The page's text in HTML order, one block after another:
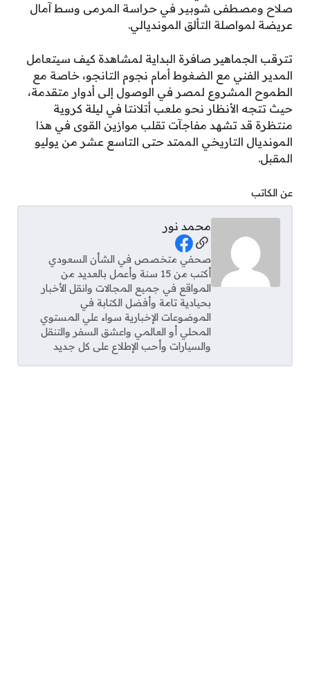
صلاح ومصطفى شوبير في حراسة المرمى وسط آمال
عريضة لمواصلة التألق المونديالي.
تترقب الجماهير صافرة البداية لمشاهدة كيف سيتعامل
المدير الفني مع الضغوط أمام نجوم التانجو، خاصة مع
الطموح المشروع لمصر في الوصول إلى أدوار متقدمة،
حيث تتجه الأنظار نحو ملعب أتلانتا في ليلة كروية
منتظرة قد تشهد مفاجآت تقلب موازين القوى في هذا
المونديال التاريخي الممتد حتى التاسع عشر من يوليو
المقبل.
عن الكاتب
محمد نور
Social Links
صحفي متخصص في الشأن السعودي
أكتب من 15 سنة وأعمل بالعديد من
المواقع في جميع المجالات وانقل الأخبار
بحيادية تامة وأفضل الكتابة في
الموضوعات الإخبارية سواء علي المستوي
المحلي أو العالمي واعشق السفر والتنقل
والسيارات وأحب الإطلاع على كل جديد